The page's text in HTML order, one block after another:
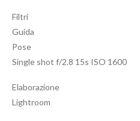
Filtri
Guida
Pose
Single shot f/2.8 15s ISO 1600
Elaborazione
Lightroom